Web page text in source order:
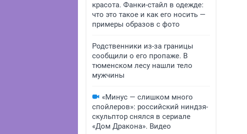
красота. Фанки-стайл в одежде:
что это такое и как его носить —
примеры образов с фото
Родственники из-за границы
сообщили о его пропаже. В
тюменском лесу нашли тело
мужчины
«Минус — слишком много
спойлеров»: российский ниндзя-
скульптор снялся в сериале
«Дом Дракона». Видео